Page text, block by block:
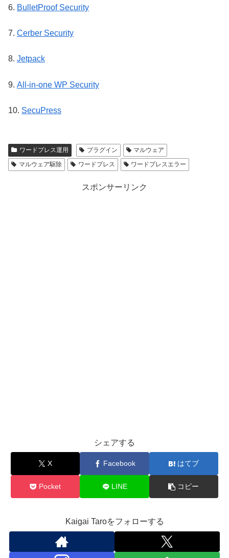
6. BulletProof Security
7. Cerber Security
8. Jetpack
9. All-in-one WP Security
10. SecuPress
ワードプレス運用 プラグイン
マルウェア
マルウェア駆除
ワードプレス ワードプレスエラー
スポンサーリンク
シェアする
X Facebook はてブ
Pocket LINE コピー
Kaigai Taroをフォローする